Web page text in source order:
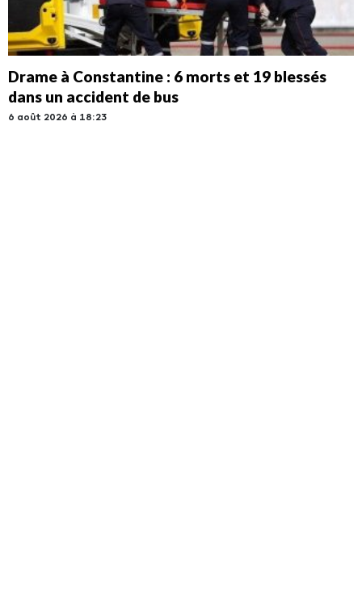
Drame à Constantine : 6 morts et 19 blessés
dans un accident de bus
6 août 2026 à 18:23